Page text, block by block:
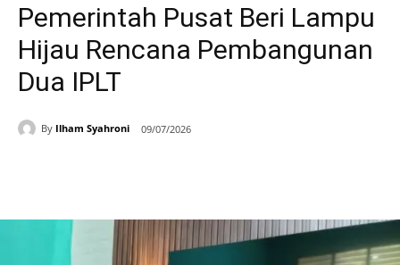
Pemerintah Pusat Beri Lampu
Hijau Rencana Pembangunan
Dua IPLT
By Ilham Syahroni 09/07/2026